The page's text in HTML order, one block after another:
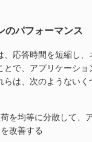
のパフォーマンス
、応答時間を短縮し
とで、アプリケーショ
らは、次のようないく
を均等に分散して、
改善する